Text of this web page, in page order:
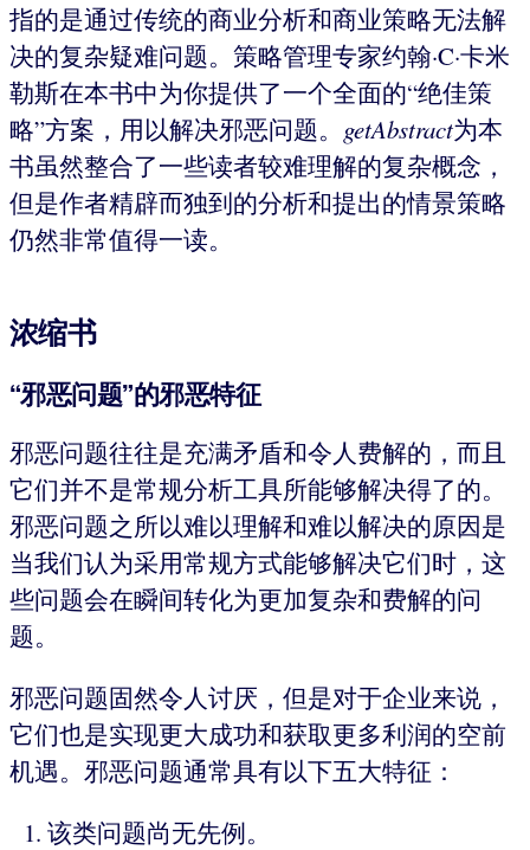
指的是通过传统的商业分析和商业策略无法解
决的复杂疑难问题。策略管理专家约翰·C·卡米
勒斯在本书中为你提供了一个全面的“绝佳策
略”方案，用以解决邪恶问题。 getAbstract为本
书虽然整合了一些读者较难理解的复杂概念，
但是作者精辟而独到的分析和提出的情景策略
仍然非常值得一读。
浓缩书
“邪恶问题”的邪恶特征
邪恶问题往往是充满矛盾和令人费解的，而且
它们并不是常规分析工具所能够解决得了的。
邪恶问题之所以难以理解和难以解决的原因是
当我们认为采用常规方式能够解决它们时，这
些问题会在瞬间转化为更加复杂和费解的问
题。
邪恶问题固然令人讨厌，但是对于企业来说，
它们也是实现更大成功和获取更多利润的空前
机遇。邪恶问题通常具有以下五大特征：
该类问题尚无先例。